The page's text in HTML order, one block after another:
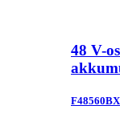
48 V-
F48560BX